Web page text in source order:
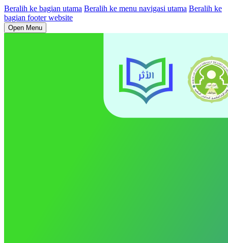
Beralih ke bagian utama Beralih ke menu navigasi utama Beralih ke
bagian footer website
Open Menu